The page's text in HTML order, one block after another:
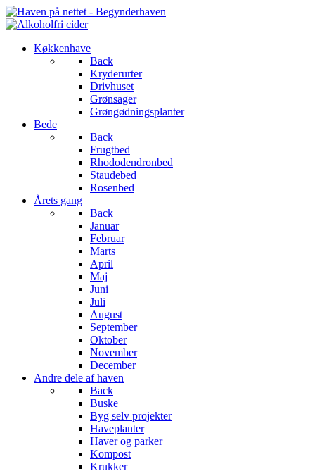
Køkkenhave
Back
Kryderurter
Drivhuset
Grønsager
Grøngødningsplanter
Bede
Back
Frugtbed
Rhododendronbed
Staudebed
Rosenbed
Årets gang
Back
Januar
Februar
Marts
April
Maj
Juni
Juli
August
September
Oktober
November
December
Andre dele af haven
Back
Buske
Byg selv projekter
Haveplanter
Haver og parker
Kompost
Krukker